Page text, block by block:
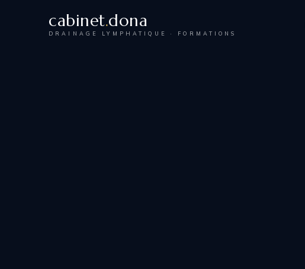
cabinet.dona
DRAINAGE LYMPHATIQUE · FORMATIONS